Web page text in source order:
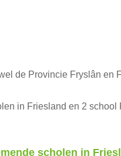
de Provincie Fryslân
in Friesland en 2
scholen in